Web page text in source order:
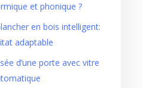
et phonique ?
en bois intelligent:
adaptable
d’une porte avec vitre